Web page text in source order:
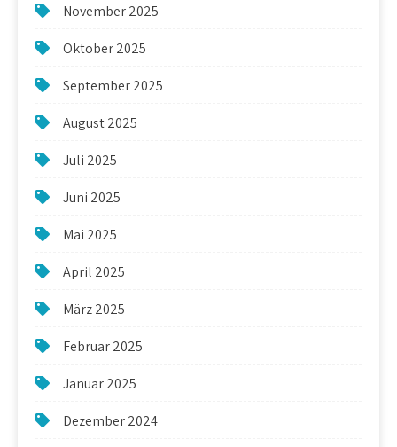
November 2025
Oktober 2025
September 2025
August 2025
Juli 2025
Juni 2025
Mai 2025
April 2025
März 2025
Februar 2025
Januar 2025
Dezember 2024